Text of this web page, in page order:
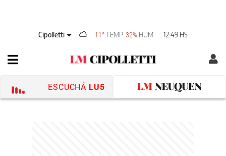
Cipolletti 11°TEMP 32% HUM 12:49 HS
ESCUCHÁ LU5